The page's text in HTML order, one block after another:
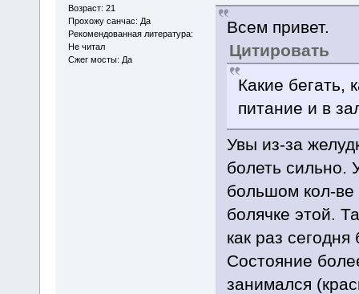
Возраст: 21
Прохожу санчас: Да
Рекомендованная литература:
Не читал
Сжег мосты: Да
Всем привет.
Цитировать
Какие бегать,
питание и в
Увы из-за
болеть сильно.
большом кол-ве
болячке этой.
как раз сегодня
Состояние
занимался